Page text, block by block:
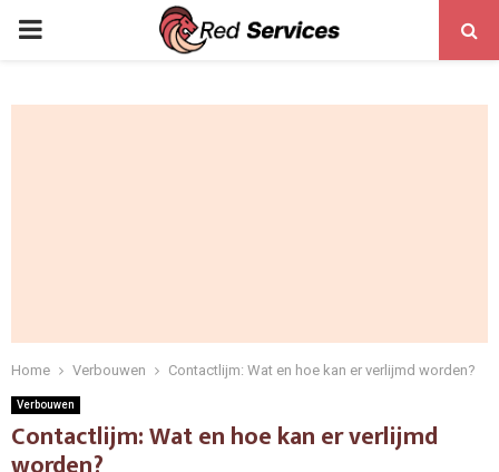
PRIMARY
Home Verbouwen Contactlijm: Wat en hoe kan er verlijmd worden?
Verbouwen
Contactlijm: Wat en hoe kan er verlijmd